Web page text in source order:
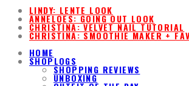
LINDY: LENTE LOOK
ANNELOES: GOING OUT LOOK
CHRISTINA: VELVET NAIL TUTORIAL
CHRISTINA: SMOOTHIE MAKER +
HOME
SHOPLOGS
SHOPPING REVIEWS
UNBOXING